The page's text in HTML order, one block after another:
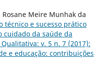
Meire Munhak da
técnico e sucesso prático
cuidado da saúde da
v. 5 n. 7 (2017):
e educação: contribuições